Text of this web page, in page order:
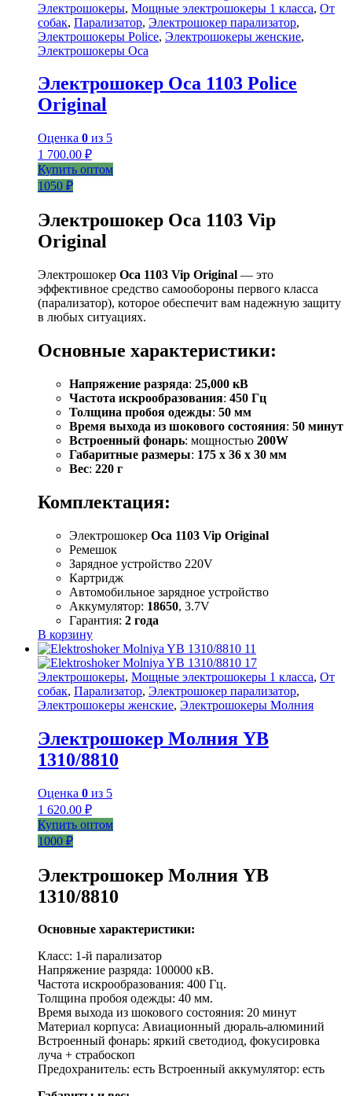
Электрошокеры, Мощные электрошокеры 1 класса, От
собак, Парализатор, Электрошокер парализатор,
Электрошокеры Police, Электрошокеры женские,
Электрошокеры Оса
Электрошокер Оса 1103 Police
Original
Оценка 0 из 5
1 700.00 ₽
Купить оптом
1050 ₽
Электрошокер Оса 1103 Vip
Original
Электрошокер Оса 1103 Vip Original — это
эффективное средство самообороны первого класса
(парализатор), которое обеспечит вам надежную защиту
в любых ситуациях.
Основные характеристики:
Напряжение разряда: 25,000 кВ
Частота искрообразования: 450 Гц
Толщина пробоя одежды: 50 мм
Время выхода из шокового состояния: 50 минут
Встроенный фонарь: мощностью 200W
Габаритные размеры: 175 x 36 x 30 мм
Вес: 220 г
Комплектация:
Электрошокер Оса 1103 Vip Original
Ремешок
Зарядное устройство 220V
Картридж
Автомобильное зарядное устройство
Аккумулятор: 18650, 3.7V
Гарантия: 2 года
В корзину
Электрошокеры, Мощные электрошокеры 1 класса, От
собак, Парализатор, Электрошокер парализатор,
Электрошокеры женские, Электрошокеры Молния
Электрошокер Молния YB
1310/8810
Оценка 0 из 5
1 620.00 ₽
Купить оптом
1000 ₽
Электрошокер Молния YB
1310/8810
Основные характеристики:
Класс: 1-й парализатор
Напряжение разряда: 100000 кВ.
Частота искрообразования: 400 Гц.
Толщина пробоя одежды: 40 мм.
Время выхода из шокового состояния: 20 минут
Материал корпуса: Авиационный дюраль-алюминий
Встроенный фонарь: яркий светодиод, фокусировка
луча + страбоскоп
Предохранитель: есть Встроенный аккумулятор: есть